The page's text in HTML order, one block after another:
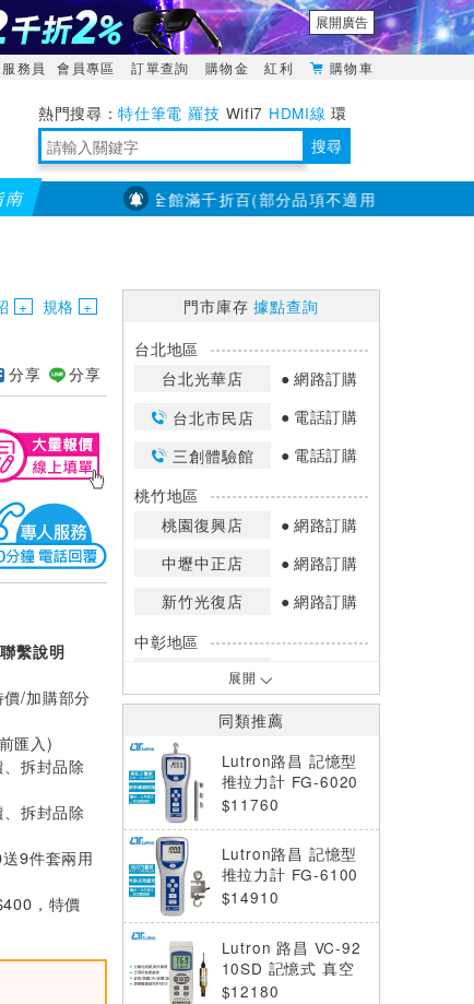
展開廣告
務員 會員專區 訂單查詢 購物金 紅利 購物車
特仕筆電 羅技 Wifi7 HDMI線 環
境量測 明緯POWER 搜尋
南
【PX大通】全館滿千折百(部分品項不適用，滿2千折200...)
規格
分享 分享
繫說明
/加購部分
匯入)
拆封品除
拆封品除
9件套兩用
，特價
門市庫存據點查詢
台北地區
台北光華店
網路訂購
台北市民店
電話訂購
三創體驗館
電話訂購
桃竹地區
桃園復興店
網路訂購
中壢中正店
網路訂購
新竹光復店
網路訂購
中彰地區
台中英才店
嘉南地區
高雄中華店
高雄鳳山店
網路訂購
*庫存數量：網路訂購(0)、少量庫存
(1~2)、現貨充足(3以上)。
*門市庫存以店內實際數量為準，可使
用專人服務或撥打門市電話洽詢。
展開
同類推薦
Lutron路昌 記憶型
推拉力計 FG-6020
SD
$11760
Lutron路昌 記憶型
推拉力計 FG-6100
SD
$14910
Lutron 路昌 VC-92
10SD 記憶式 真空
壓力計
$12180